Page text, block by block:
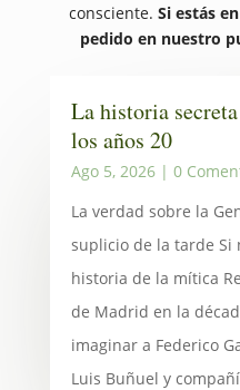
consciente. Si estás
pedido en nuestro
La historia
los años 20
Ago 5, 2026| 0
La verdad sobre la
suplicio de la tarde Si
historia de la mítica
de Madrid en la
imaginar a Federico
Luis Buñuel y